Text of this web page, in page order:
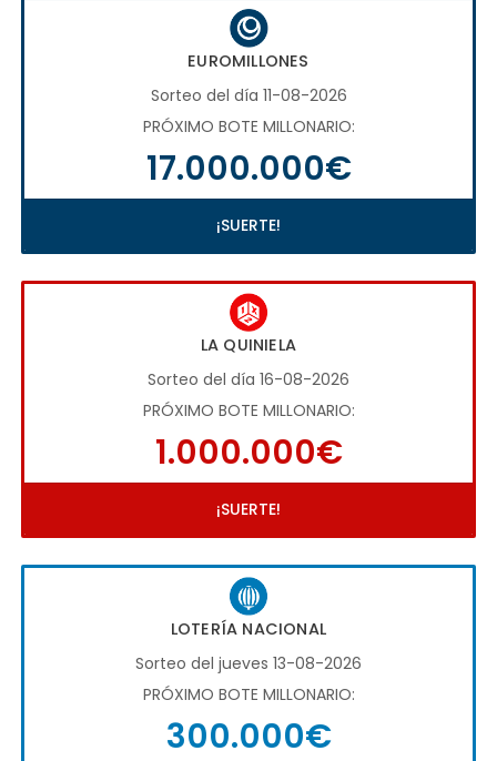
EUROMILLONES
Sorteo del día 11-08-2026
PRÓXIMO BOTE MILLONARIO:
17.000.000€
¡SUERTE!
LA QUINIELA
Sorteo del día 16-08-2026
PRÓXIMO BOTE MILLONARIO:
1.000.000€
¡SUERTE!
LOTERÍA NACIONAL
Sorteo del jueves 13-08-2026
PRÓXIMO BOTE MILLONARIO:
300.000€